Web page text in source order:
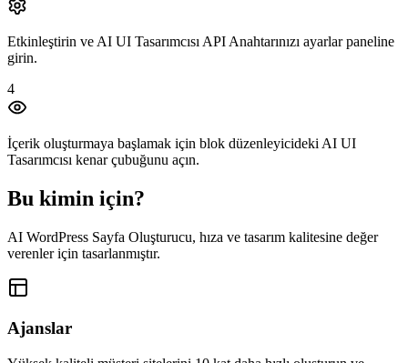
Etkinleştirin ve AI UI Tasarımcısı API Anahtarınızı ayarlar paneline
girin.
4
İçerik oluşturmaya başlamak için blok düzenleyicideki AI UI
Tasarımcısı kenar çubuğunu açın.
Bu kimin için?
AI WordPress Sayfa Oluşturucu, hıza ve tasarım kalitesine değer
verenler için tasarlanmıştır.
Ajanslar